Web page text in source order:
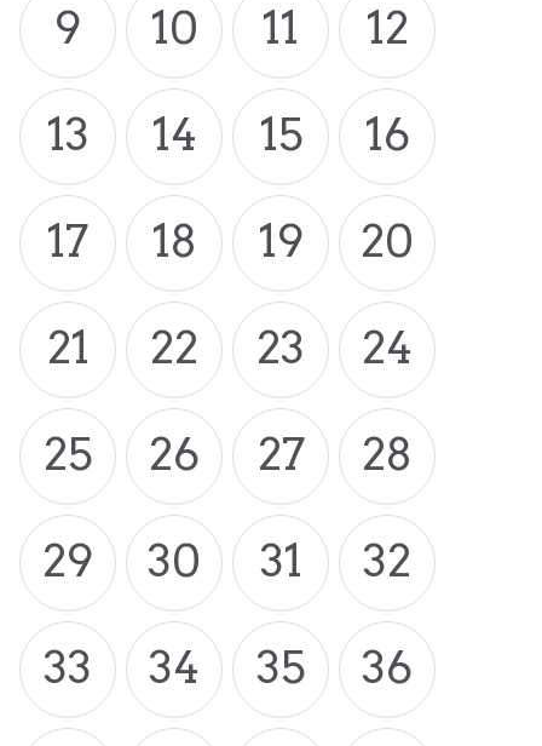
9
10 11
12
13
14 15
16
17
18 19
20
21
22 23
24
25
26 27
28
29
30 31
32
33
34 35
36